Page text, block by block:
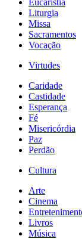
Eucaristia
Liturgia
Missa
Sacramentos
Vocação
Virtudes
Caridade
Castidade
Esperança
Fé
Misericórdia
Paz
Perdão
Cultura
Arte
Cinema
Livros
Música